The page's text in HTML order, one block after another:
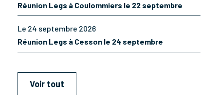
Réunion Legs à Coulommiers le 22 septembre
Le 24 septembre 2026
Réunion Legs à Cesson le 24 septembre
Voir tout